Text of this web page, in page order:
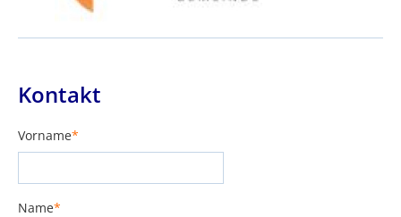
Kontakt
Vorname*
Pflichtfeld
Name*